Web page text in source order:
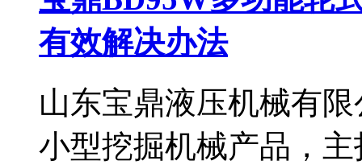
有效解决办法
山东宝鼎液压机械有
小型挖掘机械产品，